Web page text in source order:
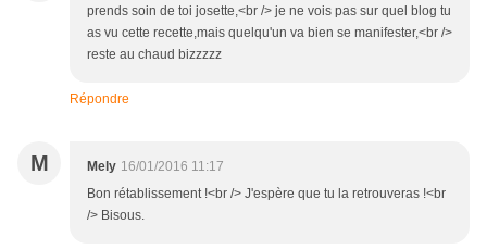
prends soin de toi josette,<br /> je ne vois pas sur quel blog tu
as vu cette recette,mais quelqu'un va bien se manifester,<br />
reste au chaud bizzzzz
Répondre
M Mely 16/01/2016 11:17
Bon rétablissement !<br /> J'espère que tu la retrouveras !<br
/> Bisous.